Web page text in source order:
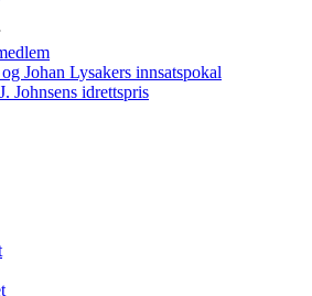
Johan Lysakers innsatspokal
Johnsens idrettspris